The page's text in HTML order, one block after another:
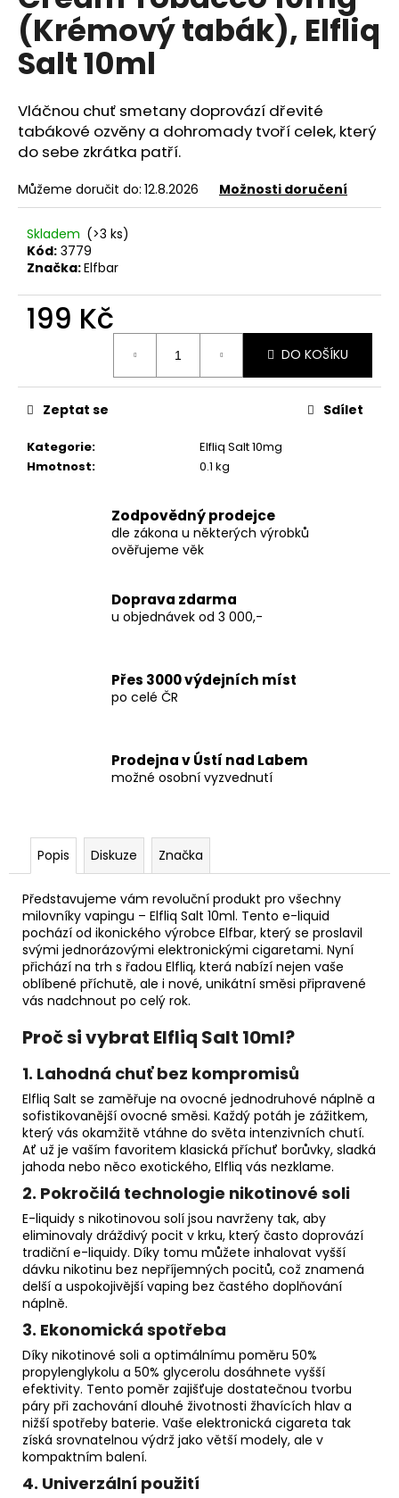
0,0
z
5
hvězdiček.
(Krémový tabák), Elfliq
Salt 10ml
Vláčnou chuť smetany doprovází dřevité
tabákové ozvěny a dohromady tvoří celek, který
do sebe zkrátka patří.
Můžeme doručit do: 12.8.2026 Možnosti doručení
Skladem (>3 ks)
Kód: 3779
Značka:Elfbar
199 Kč
DO KOŠÍKU
Kategorie:
Elfliq Salt 10mg
Hmotnost: 0.1 kg
Zeptat se Sdílet
Zodpovědný prodejce
dle zákona u některých výrobků
ověřujeme věk
Doprava zdarma
u objednávek od 3 000,-
Přes 3000 výdejních míst
po celé ČR
Prodejna v Ústí nad Labem
možné osobní vyzvednutí
Popis Diskuze Značka
Představujeme vám revoluční produkt pro všechny
milovníky vapingu – Elfliq Salt 10ml. Tento e-liquid
pochází od ikonického výrobce Elfbar, který se proslavil
svými jednorázovými elektronickými cigaretami. Nyní
přichází na trh s řadou Elfliq, která nabízí nejen vaše
oblíbené příchutě, ale i nové, unikátní směsi připravené
vás nadchnout po celý rok.
Proč si vybrat Elfliq Salt 10ml?
1. Lahodná chuť bez kompromisů
Elfliq Salt se zaměřuje na ovocné jednodruhové náplně a
sofistikovanější ovocné směsi. Každý potáh je zážitkem,
který vás okamžitě vtáhne do světa intenzivních chutí.
Ať už je vaším favoritem klasická příchuť borůvky, sladká
jahoda nebo něco exotického, Elfliq vás nezklame.
2. Pokročilá technologie nikotinové soli
E-liquidy s nikotinovou solí jsou navrženy tak, aby
eliminovaly dráždivý pocit v krku, který často doprovází
tradiční e-liquidy. Díky tomu můžete inhalovat vyšší
dávku nikotinu bez nepříjemných pocitů, což znamená
delší a uspokojivější vaping bez častého doplňování
náplně.
3. Ekonomická spotřeba
Díky nikotinové soli a optimálnímu poměru 50%
propylenglykolu a 50% glycerolu dosáhnete vyšší
efektivity. Tento poměr zajišťuje dostatečnou tvorbu
páry při zachování dlouhé životnosti žhavících hlav a
nižší spotřeby baterie. Vaše elektronická cigareta tak
získá srovnatelnou výdrž jako větší modely, ale v
kompaktním balení.
4. Univerzální použití
a
j
í
?
HLEDAT
o
u
č
u
e